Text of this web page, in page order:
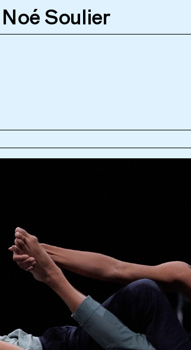
Noé Soulier